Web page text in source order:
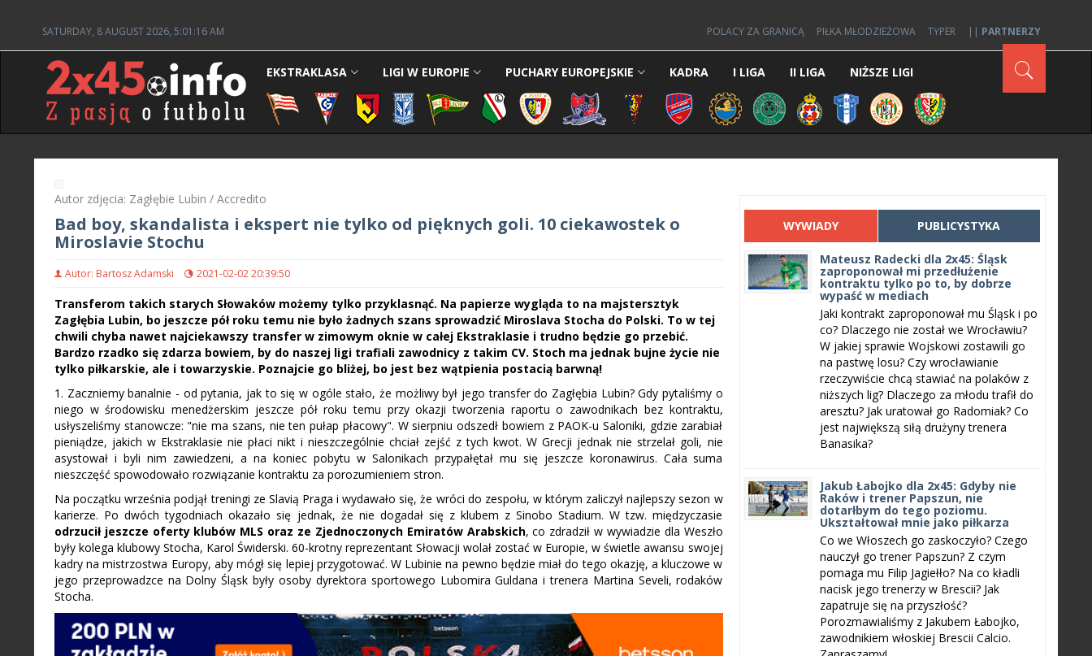
SATURDAY, 8 AUGUST 2026, 5:01:17 AM POLACY ZA GRANICĄ PIŁKA MŁODZIEŻOWA TYPER || PARTNERZY
EKSTRAKLASA LIGI W EUROPIE PUCHARY EUROPEJSKIE KADRA I LIGA II LIGA NIŻSZE LIGI
Autor zdjęcia: Zagłębie Lubin / Accredito
Bad boy, skandalista i ekspert nie tylko od pięknych goli. 10 ciekawostek o
Miroslavie Stochu
Autor: Bartosz Adamski 2021-02-02 20:39:50
Transferom takich starych Słowaków możemy tylko przyklasnąć. Na papierze wygląda to na majstersztyk
Zagłębia Lubin, bo jeszcze pół roku temu nie było żadnych szans sprowadzić Miroslava Stocha do Polski. To w tej
chwili chyba nawet najciekawszy transfer w zimowym oknie w całej Ekstraklasie i trudno będzie go przebić.
Bardzo rzadko się zdarza bowiem, by do naszej ligi trafiali zawodnicy z takim CV. Stoch ma jednak bujne życie nie
tylko piłkarskie, ale i towarzyskie. Poznajcie go bliżej, bo jest bez wątpienia postacią barwną!
1. Zaczniemy banalnie - od pytania, jak to się w ogóle stało, że możliwy był jego transfer do Zagłębia Lubin? Gdy pytaliśmy o
niego w środowisku menedżerskim jeszcze pół roku temu przy okazji tworzenia raportu o zawodnikach bez kontraktu,
usłyszeliśmy stanowcze: "nie ma szans, nie ten pułap płacowy". W sierpniu odszedł bowiem z PAOK-u Saloniki, gdzie zarabiał
pieniądze, jakich w Ekstraklasie nie płaci nikt i nieszczególnie chciał zejść z tych kwot. W Grecji jednak nie strzelał goli, nie
asystował i byli nim zawiedzeni, a na koniec pobytu w Salonikach przypałętał mu się jeszcze koronawirus. Cała suma
nieszczęść spowodowało rozwiązanie kontraktu za porozumieniem stron.
Na początku września podjął treningi ze Slavią Praga i wydawało się, że wróci do zespołu, w którym zaliczył najlepszy sezon w
karierze. Po dwóch tygodniach okazało się jednak, że nie dogadał się z klubem z Sinobo Stadium. W tzw. międzyczasie
odrzucił jeszcze oferty klubów MLS oraz ze Zjednoczonych Emiratów Arabskich, co zdradził w wywiadzie dla Weszło
były kolega klubowy Stocha, Karol Świderski. 60-krotny reprezentant Słowacji wolał zostać w Europie, w świetle awansu swojej
kadry na mistrzostwa Europy, aby mógł się lepiej przygotować. W Lubinie na pewno będzie miał do tego okazję, a kluczowe w
jego przeprowadzce na Dolny Śląsk były osoby dyrektora sportowego Lubomira Guldana i trenera Martina Seveli, rodaków
Stocha.
WYWIADY PUBLICYSTYKA
Mateusz Radecki dla 2x45: Śląsk
zaproponował mi przedłużenie
kontraktu tylko po to, by dobrze
wypaść w mediach
Jaki kontrakt zaproponował mu Śląsk i po
co? Dlaczego nie został we Wrocławiu?
W jakiej sprawie Wojskowi zostawili go
na pastwę losu? Czy wrocławianie
rzeczywiście chcą stawiać na polaków z
niższych lig? Dlaczego za młodu trafił do
aresztu? Jak uratował go Radomiak? Co
jest największą siłą drużyny trenera
Banasika?
Jakub Łabojko dla 2x45: Gdyby nie
Raków i trener Papszun, nie
dotarłbym do tego poziomu.
Ukształtował mnie jako piłkarza
Co we Włoszech go zaskoczyło? Czego
nauczył go trener Papszun? Z czym
pomaga mu Filip Jagiełło? Na co kładli
nacisk jego trenerzy w Brescii? Jak
zapatruje się na przyszłość?
Porozmawialiśmy z Jakubem Łabojko,
zawodnikiem włoskiej Brescii Calcio.